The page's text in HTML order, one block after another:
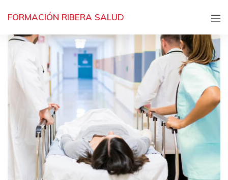
FORMACIÓN RIBERA SALUD